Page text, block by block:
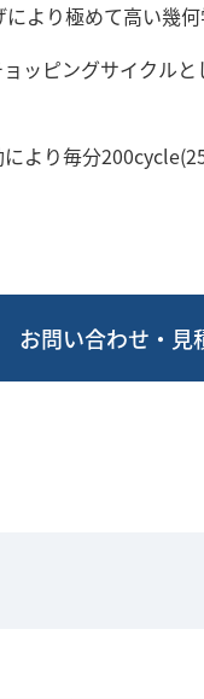
より極めて高い幾
ッピングサイクル
より毎分
お問い合わせ・見